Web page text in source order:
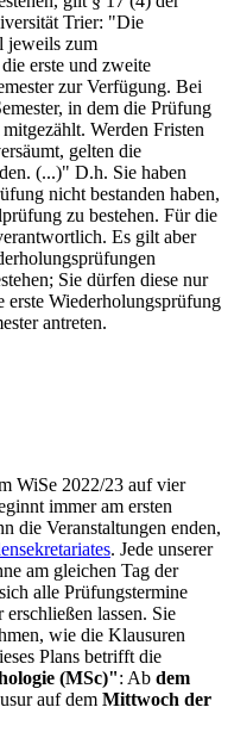
Trier: "Die
jeweils zum
erste und zweite
zur Verfügung. Bei
in dem die Prüfung
Werden Fristen
gelten die
(...)" D.h. Sie haben
nicht bestanden haben,
zu bestehen. Für die
Es gilt aber
Sie dürfen diese nur
Wiederholungsprüfung
antreten.
WiSe 2022/23 auf vier
immer am ersten
die Veranstaltungen enden,
. Jede unserer
am gleichen Tag der
alle Prüfungstermine
lassen. Sie
wie die Klausuren
Plans betrifft die
(MSc)": Ab dem
auf dem Mittwoch der